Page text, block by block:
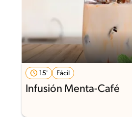
15' Fácil
Infusión Menta-Café